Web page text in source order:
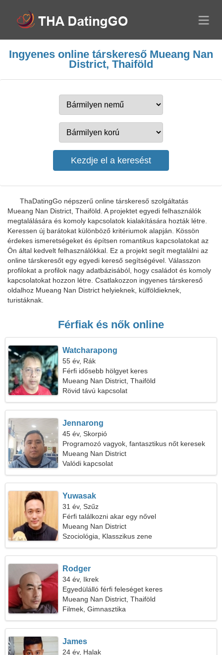
Ingyenes online társkereső Mueang Nan
District, Thaiföld
ThaDatingGo népszerű online társkereső szolgáltatás
Mueang Nan District, Thaiföld. A projektet egyedi felhasználók
megtalálására és komoly kapcsolatok kialakítására hozták létre.
Keressen új barátokat különböző kritériumok alapján. Kössön
érdekes ismeretségeket és építsen romantikus kapcsolatokat az
Ön által kedvelt felhasználókkal. Ez a projekt segít megtalálni az
online társkeresőt egy egyedi kereső segítségével. Válasszon
profilokat a profilok nagy adatbázisából, hogy családot és komoly
kapcsolatokat hozzon létre. Csatlakozzon ingyenes társkereső
oldalhoz Mueang Nan District helyieknek, külföldieknek,
turistáknak.
Férfiak és nők online
Watcharapong
55 év, Rák
Férfi idősebb hölgyet keres
Mueang Nan District, Thaiföld
Rövid távú kapcsolat
Jennarong
45 év, Skorpió
Programozó vagyok, fantasztikus nőt keresek
Mueang Nan District
Valódi kapcsolat
Yuwasak
31 év, Szűz
Férfi találkozni akar egy nővel
Mueang Nan District
Szociológia, Klasszikus zene
Rodger
34 év, Ikrek
Egyedülálló férfi feleséget keres
Mueang Nan District, Thaiföld
Filmek, Gimnasztika
James
24 év, Halak